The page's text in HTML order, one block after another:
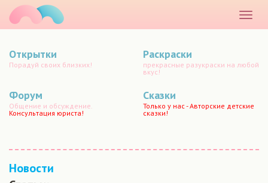
меню
Открытки
Порадуй своих близких!
Раскраски
прекрасные разукраски на любой
вкус!
Форум
Общение и обсуждение.
Консультация юриста!
Сказки
Только у нас - Авторские детские
сказки!
Новости